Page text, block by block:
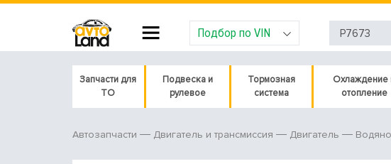
Подбор по VIN
Запчасти для
ТО
Подвеска и
рулевое
Тормозная
система
Охлаждение
отопление
Автозапчасти Двигатель и трансмиссия Двигатель